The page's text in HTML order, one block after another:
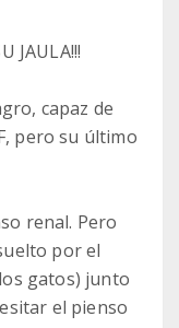
JAULA!!!
capaz de
pero su último
renal. Pero
por el
gatos) junto
el pienso